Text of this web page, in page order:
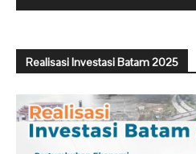
Realisasi Investasi Batam 2025